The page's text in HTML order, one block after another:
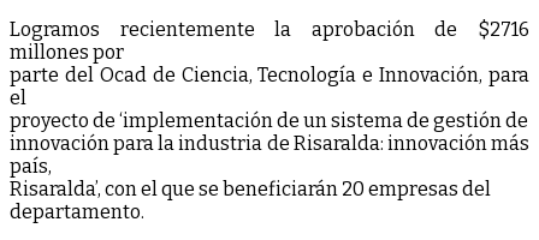
Logramos recientemente la aprobación de $2716
millones por
parte del Ocad de Ciencia, Tecnología e Innovación, para
el
proyecto de ‘implementación de un sistema de gestión de
innovación para la industria de Risaralda: innovación más
país,
Risaralda’, con el que se beneficiarán 20 empresas del
departamento.